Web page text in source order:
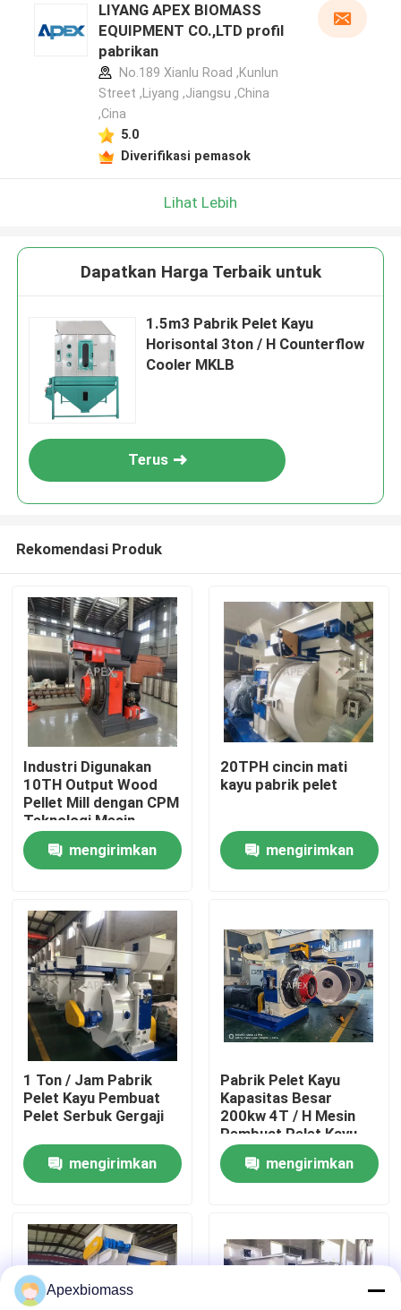
Rumah
Produk
Tentang kita
Wisata pabrik
Kontrol kualitas
Berita
Semua Kasus
Quote request suatu
LIYANG APEX BIOMASS
EQUIPMENT CO.,LTD profil
pabrikan
No.189 Xianlu Road ,Kunlun
Street ,Liyang ,Jiangsu ,China
,Cina
5.0
Diverifikasi pemasok
Lihat Lebih
Dapatkan Harga Terbaik untuk
1.5m3 Pabrik Pelet Kayu
Horisontal 3ton / H Counterflow
Cooler MKLB
Terus
Rekomendasi Produk
Industri Digunakan
10TH Output Wood
Pellet Mill dengan CPM
Teknologi Mesin
Pencet Pellet Kayu
mengirimkan
20TPH cincin mati
kayu pabrik pelet
mengirimkan
1 Ton / Jam Pabrik
Pelet Kayu Pembuat
Pelet Serbuk Gergaji
mengirimkan
Pabrik Pelet Kayu
Kapasitas Besar
200kw 4T / H Mesin
Pembuat Pelet Kayu
Serbuk Gergaji
mengirimkan
Apexbiomass